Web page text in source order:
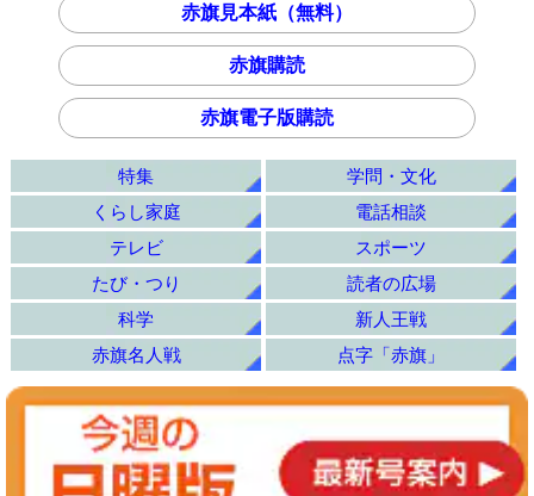
赤旗見本紙（無料）
赤旗購読
赤旗電子版購読
特集
学問・文化
くらし家庭
電話相談
テレビ
スポーツ
たび・つり
読者の広場
科学
新人王戦
赤旗名人戦
点字「赤旗」